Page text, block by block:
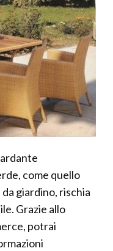
come quello
giardino, rischia
Grazie allo
potrai